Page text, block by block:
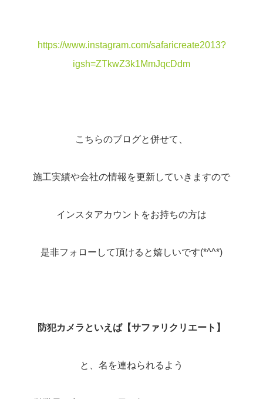
https://www.instagram.com/safaricreate2013?
igsh=ZTkwZ3k1MmJqcDdm
こちらのブログと併せて、
施工実績や会社の情報を更新していきますので
インスタアカウントをお持ちの方は
是非フォローして頂けると嬉しいです(*^^*)
防犯カメラといえば【サファリクリエート】
と、名を連ねられるよう